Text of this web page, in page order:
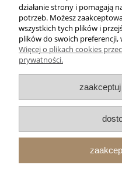
98-
działanie strony i pomagają
potrzeb. Możesz
wszystkich tych plików i
plików do swoich
Więcej o plikach cookies
prywatności.